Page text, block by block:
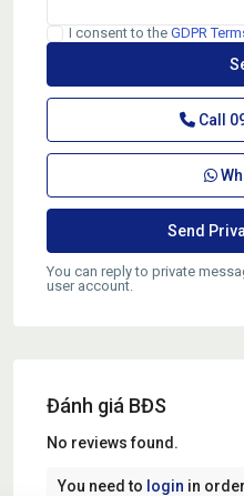
I consent to the GDPR
Call
You can reply to private
user account.
Đánh giá BĐS
No reviews found.
You need to login in